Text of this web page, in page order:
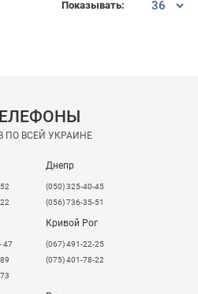
Показывать:
ВСЕЙ УКРАИНЕ
Днепр
(050) 325-40-45
(056) 736-35-51
47
Кривой Рог
(067) 491-22-25
(075) 401-78-22